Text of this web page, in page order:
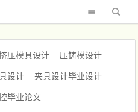
压模具设计 压铸模设计
设计 夹具设计毕业设计
毕业论文